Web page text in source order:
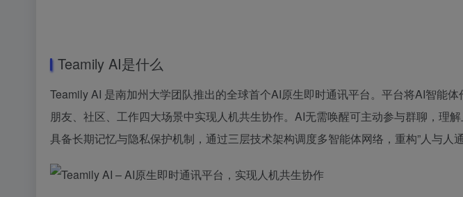
Teamily AI是什么
Teamily AI 是南加州大学团队推出的全球首个AI原生即时通讯平台。平台将AI智能体
朋友、社区、工作四大场景中实现人机共生协作。AI无需唤醒可主动参与群聊，理
具备长期记忆与隐私保护机制，通过三层技术架构调度多智能体网络，重构”人与人